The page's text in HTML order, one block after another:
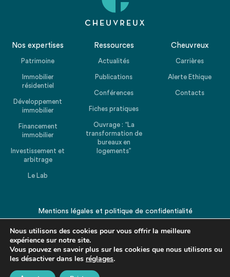
Nos expertises
Patrimoine
Immobilier
résidentiel
Développement
immobilier
Financement
immobilier
Investissement et
arbitrage
Le Lab
Ressources
Actualités
Publications
Conférences
Fiches pratiques
Ouvrage : “La
transformation de
bureaux en
logements”
Cheuvreux
Carrières
Alerte Ethique
Contacts
Mentions légales et politique de confidentialité
Nous utilisons des cookies pour vous offrir la meilleure
expérience sur notre site.
Vous pouvez en savoir plus sur les cookies que nous utilisons ou
les désactiver dans les réglages.